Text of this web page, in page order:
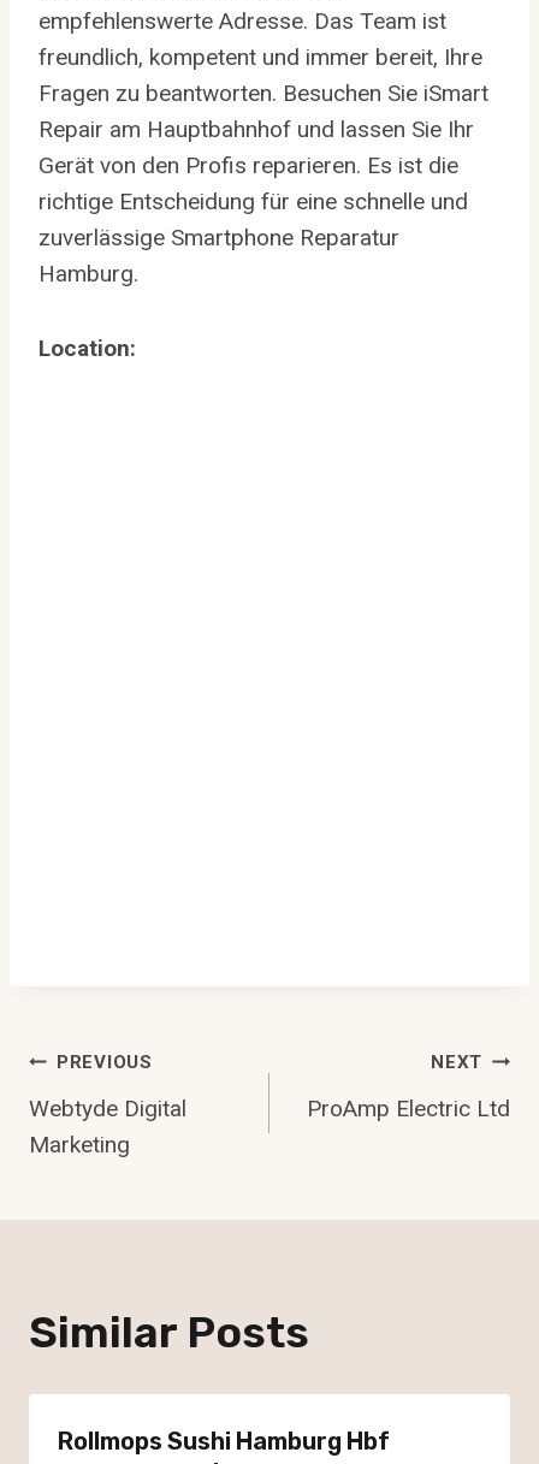
empfehlenswerte Adresse. Das Team ist
freundlich, kompetent und immer bereit, Ihre
Fragen zu beantworten. Besuchen Sie iSmart
Repair am Hauptbahnhof und lassen Sie Ihr
Gerät von den Profis reparieren. Es ist die
richtige Entscheidung für eine schnelle und
zuverlässige Smartphone Reparatur
Hamburg.
Location:
Post
Navigation
PREVIOUS
Webtyde Digital
Marketing
NEXT
ProAmp Electric Ltd
Similar Posts
Rollmops Sushi Hamburg Hbf